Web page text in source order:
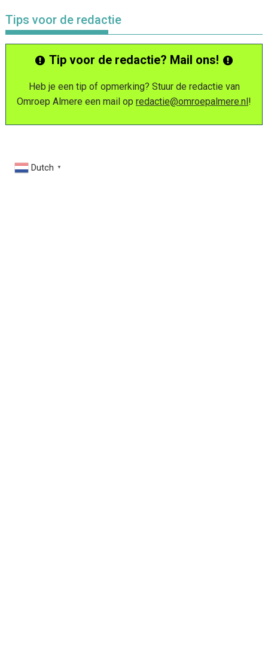
Tips voor de redactie
Tip voor de redactie? Mail ons!
Heb je een tip of opmerking? Stuur de redactie van
Omroep Almere een mail op redactie@omroepalmere.nl!
Dutch ▼